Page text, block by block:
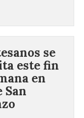
se
este fin
en
San